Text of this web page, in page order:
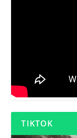
TIKTOK